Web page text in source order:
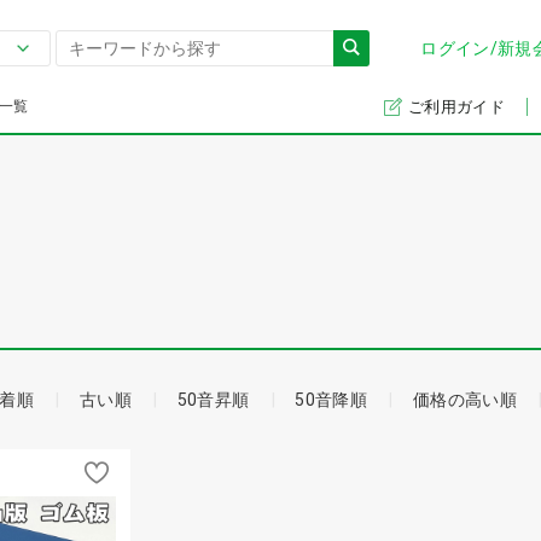
ログイン/新規
覧 ご利用ガイド
順 古い順 50音昇順 50音降順 価格の高い順